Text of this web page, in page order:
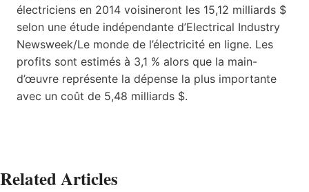
électriciens en 2014 voisineront les 15,12 milliards $
selon une étude indépendante d’Electrical Industry
Newsweek/Le monde de l’électricité en ligne. Les
profits sont estimés à 3,1 % alors que la main-
d’œuvre représente la dépense la plus importante
avec un coût de 5,48 milliards $.
Related Articles